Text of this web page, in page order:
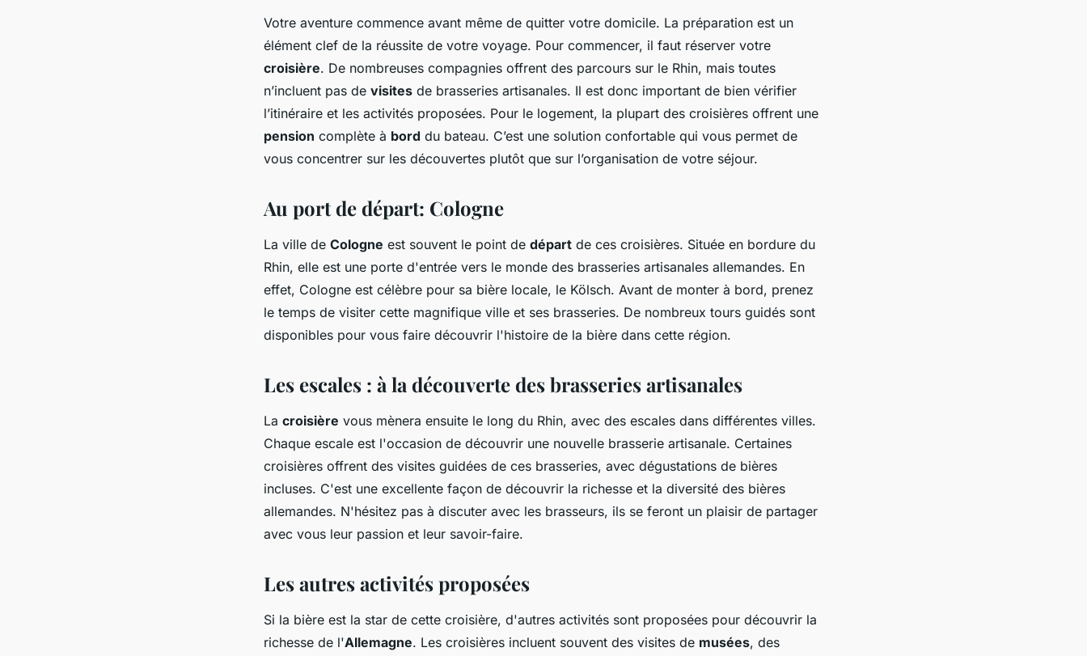
Votre aventure commence avant même de quitter votre domicile. La préparation est un
élément clef de la réussite de votre voyage. Pour commencer, il faut réserver votre
croisière. De nombreuses compagnies offrent des parcours sur le Rhin, mais toutes
n’incluent pas de visites de brasseries artisanales. Il est donc important de bien vérifier
l’itinéraire et les activités proposées. Pour le logement, la plupart des croisières offrent une
pension complète à bord du bateau. C’est une solution confortable qui vous permet de
vous concentrer sur les découvertes plutôt que sur l’organisation de votre séjour.
Au port de départ: Cologne
La ville de Cologne est souvent le point de départ de ces croisières. Située en bordure du
Rhin, elle est une porte d'entrée vers le monde des brasseries artisanales allemandes. En
effet, Cologne est célèbre pour sa bière locale, le Kölsch. Avant de monter à bord, prenez
le temps de visiter cette magnifique ville et ses brasseries. De nombreux tours guidés sont
disponibles pour vous faire découvrir l'histoire de la bière dans cette région.
Les escales : à la découverte des brasseries artisanales
La croisière vous mènera ensuite le long du Rhin, avec des escales dans différentes villes.
Chaque escale est l'occasion de découvrir une nouvelle brasserie artisanale. Certaines
croisières offrent des visites guidées de ces brasseries, avec dégustations de bières
incluses. C'est une excellente façon de découvrir la richesse et la diversité des bières
allemandes. N'hésitez pas à discuter avec les brasseurs, ils se feront un plaisir de partager
avec vous leur passion et leur savoir-faire.
Les autres activités proposées
Si la bière est la star de cette croisière, d'autres activités sont proposées pour découvrir la
richesse de l'Allemagne. Les croisières incluent souvent des visites de musées, des